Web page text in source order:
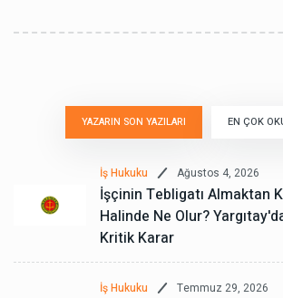
YAZARIN SON YAZILARI EN ÇOK
İş Hukuku Ağustos 4, 2026
İşçinin Tebligatı Almaktan
Halinde Ne Olur?
Kritik Karar
İş Hukuku Temmuz 29, 2026